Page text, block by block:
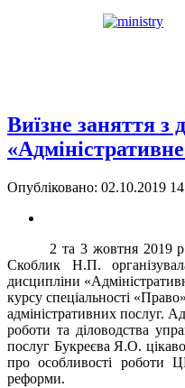
Виїзне заняття з
Опубліковано: 02.10.2019
2 та 3 жовтня 2019
Скоблик Н.П.
дисципліни
курсу спеціальності
адміністративних послуг.
роботи та діловодства
послуг Букреєва Я.О.
про особливості роботи
реформи.